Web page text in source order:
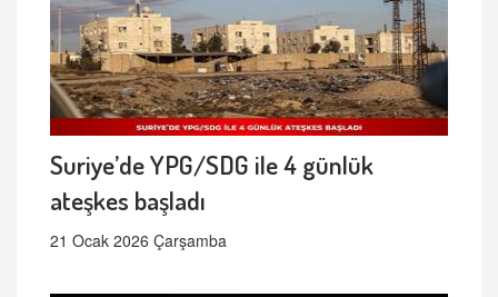
Suriye’de YPG/SDG ile 4 günlük
ateşkes başladı
21 Ocak 2026 Çarşamba